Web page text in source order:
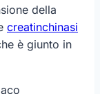
della
creatinchinasi
è giunto in